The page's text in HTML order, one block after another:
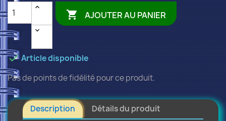
 AJOUTER AU PANIER
Article disponible
Pas de points de fidélité pour ce produit.
Description Détails du produit